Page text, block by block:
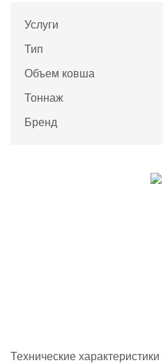
Услуги
Тип
Объем ковша
Тоннаж
Бренд
Технические характеристики